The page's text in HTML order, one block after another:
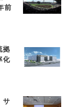
前
拠
化
サ